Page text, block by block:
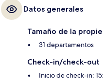
Datos generales
Tamaño de la
31 departamentos
Check-in/check-out
Inicio de check-in: